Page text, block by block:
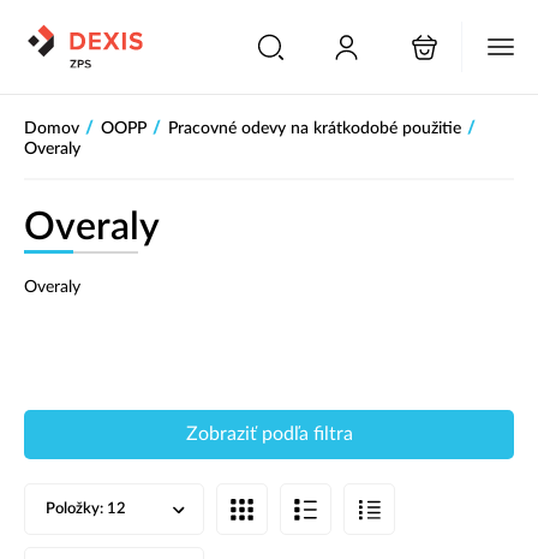
Domov / OOPP / Pracovné odevy na krátkodobé použitie /
Overaly
Overaly
Overaly
Zobraziť podľa filtra
Položky: 12